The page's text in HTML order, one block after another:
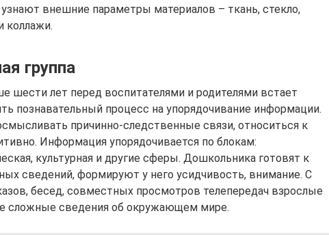
внешние параметры материалов – ткань, стекло,
коллажи.
группа
шести лет перед воспитателями и родителями встает
познавательный процесс на упорядочивание информации.
причинно-следственные связи, относиться к
Информация упорядочивается по блокам:
культурная и другие сферы. Дошкольника готовят к
сведений, формируют у него усидчивость, внимание. С
бесед, совместных просмотров телепередач взрослые
сложные сведения об окружающем мире.